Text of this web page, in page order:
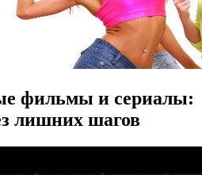
фильмы и сериалы:
лишних шагов